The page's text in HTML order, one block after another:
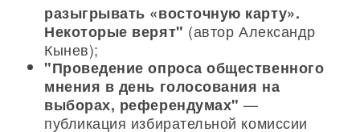
разыгрывать «восточную карту».
Некоторые верят" (автор Александр
Кынев);
"Проведение опроса общественного
мнения в день голосования на
выборах, референдумах" —
публикация избирательной комиссии